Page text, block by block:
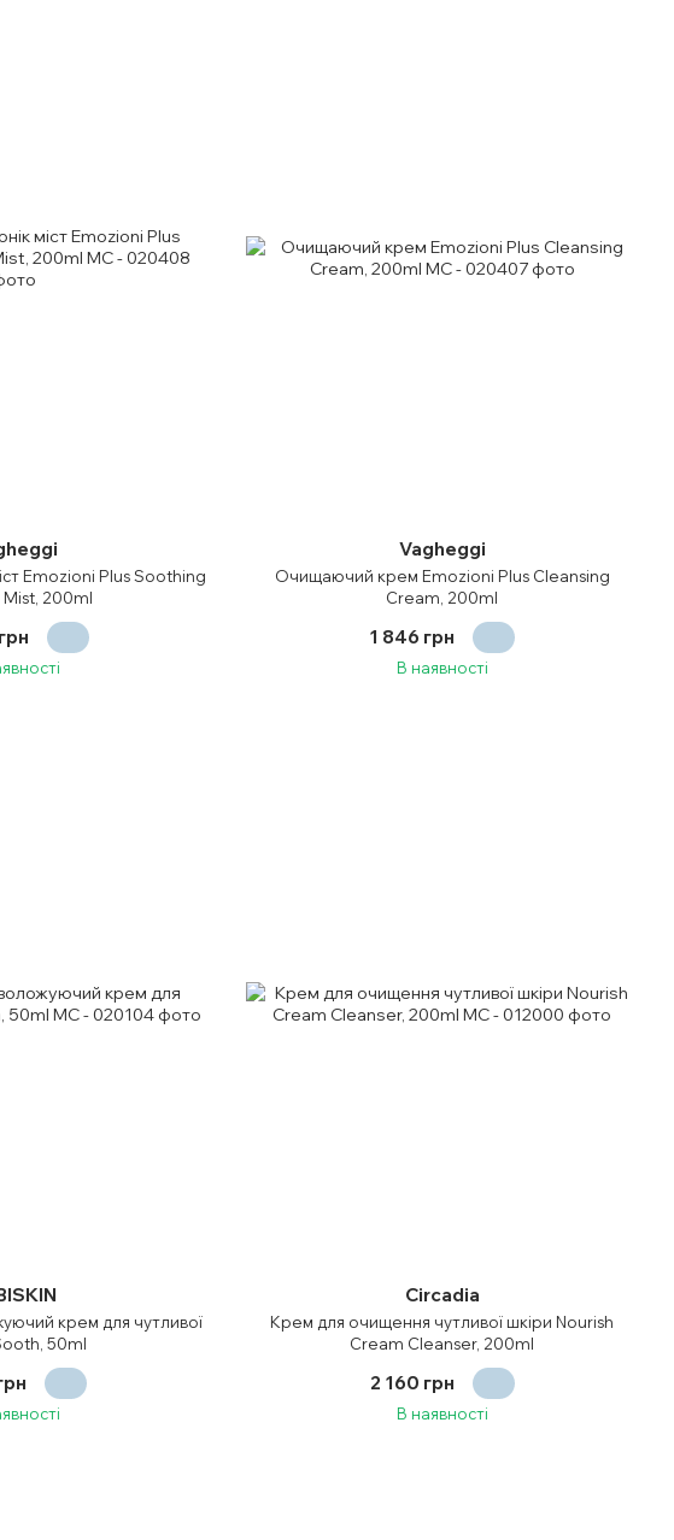
Emozioni Plus Soothing
Mist, 200ml
Vagheggi
Очищаючий крем Emozioni Plus Cleansing
Cream, 200ml
1 846 грн
В наявності
крем для чутливої
50ml
Circadia
Крем для очищення чутливої ​​шкіри Nourish
Cream Cleanser, 200ml
2 160 грн
В наявності